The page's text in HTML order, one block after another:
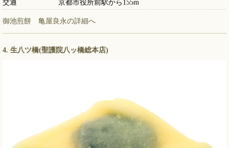
交通
京都市役所前駅から155m
御池煎餅 亀屋良永の詳細へ
4. 生八ツ橋(聖護院八ッ橋総本店)